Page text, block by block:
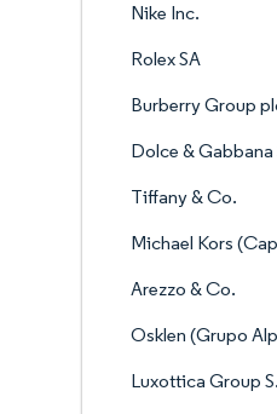
Nike Inc.
Rolex SA
Burberry Group
Dolce & Gabbana
Tiffany & Co.
Michael Kors
Arezzo & Co.
Osklen (Grupo
Luxottica Group